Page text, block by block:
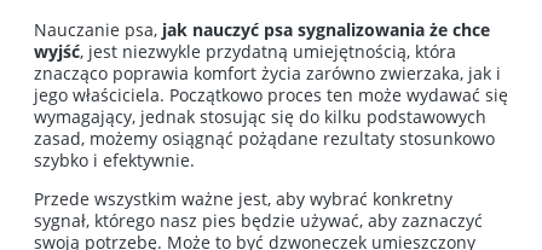
Nauczanie psa, jak nauczyć psa sygnalizowania że chce
wyjść, jest niezwykle przydatną umiejętnością, która
znacząco poprawia komfort życia zarówno zwierzaka, jak i
jego właściciela. Początkowo proces ten może wydawać się
wymagający, jednak stosując się do kilku podstawowych
zasad, możemy osiągnąć pożądane rezultaty stosunkowo
szybko i efektywnie.
Przede wszystkim ważne jest, aby wybrać konkretny
sygnał, którego nasz pies będzie używać, aby zaznaczyć
swoją potrzebę. Może to być dzwoneczek umieszczony